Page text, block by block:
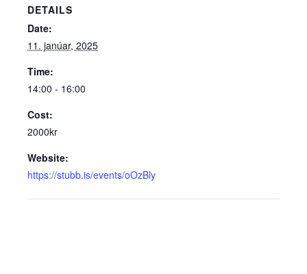
DETAILS
Date:
11. janúar, 2025
Time:
14:00 - 16:00
Cost:
2000kr
Website:
https://stubb.is/events/oOzBly